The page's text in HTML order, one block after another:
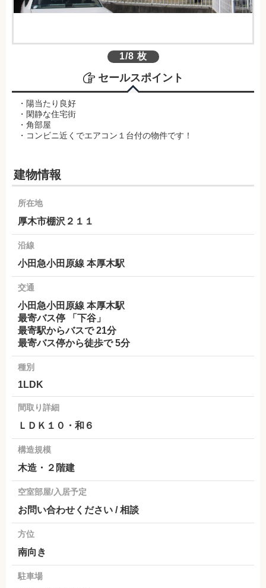
1/8 枚
セールスポイント
・陽当たり良好
・閑静な住宅街
・角部屋
・コンビニ近くでエアコン１台付の物件です！
建物情報
所在地
厚木市棚沢２１１
沿線
小田急小田原線 本厚木駅
交通
小田急小田原線 本厚木駅
最寄バス停 「下谷」
最寄駅からバスで 21分
最寄バス停から徒歩で 5分
種別
1LDK
間取り詳細
ＬＤＫ１０・和６
構造規模
木造・２階建
空室部屋/入居予定
お問い合わせください / 相談
方位
南向き
駐車場